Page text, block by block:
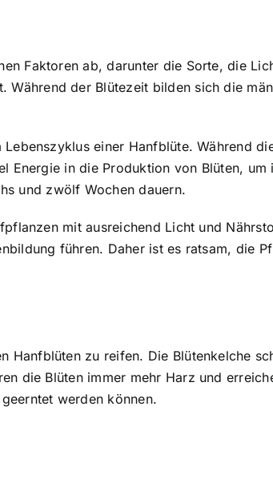
Faktoren ab, darunter die Sorte, die
Während der Blütezeit bilden sich die
einer Hanfblüte. Während
Energie in die Produktion von Blüten,
und zwölf Wochen dauern.
mit ausreichend Licht und
führen. Daher ist es ratsam, die
Hanfblüten zu reifen. Die Blütenkelche
die Blüten immer mehr Harz und
werden können.